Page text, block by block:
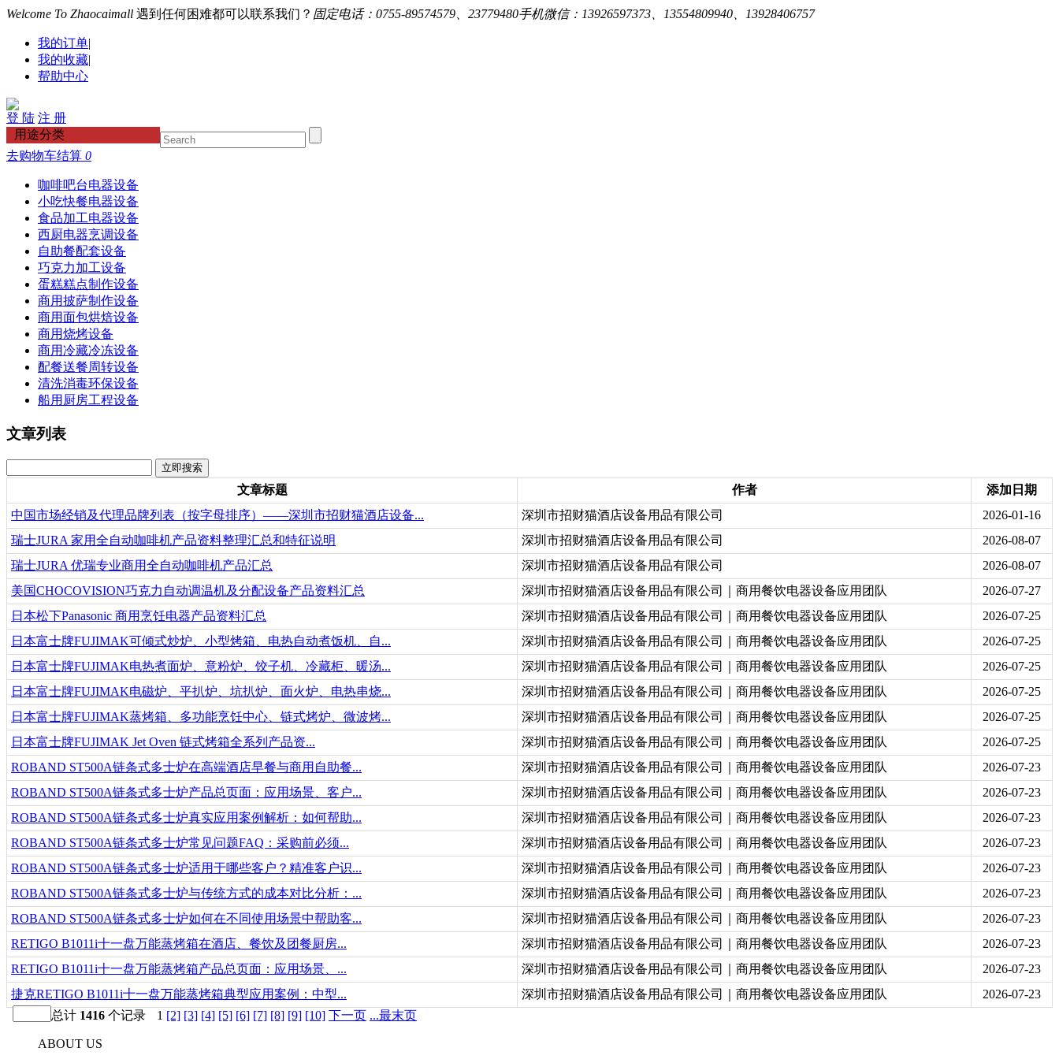
Welcome To Zhaocaimall 遇到任何困难都可以联系我们？ 固定电话：0755-89574579、23779480手机微信：13926597373、13554809940、13928406757
我的订单|
我的收藏|
帮助中心
登 陆 注 册
用途分类
去购物车结算 0
咖啡吧台电器设备
小吃快餐电器设备
食品加工电器设备
西厨电器烹调设备
自助餐配套设备
巧克力加工设备
蛋糕糕点制作设备
商用披萨制作设备
商用面包烘焙设备
商用烧烤设备
商用冷藏冷冻设备
配餐送餐周转设备
清洗消毒环保设备
船用厨房工程设备
文章列表
文章标题 作者
添加日期
中国市场经销及代理品牌列表（按字母排序）——深圳市招财猫酒店设备...
深圳市招财猫酒店设备用品有限公司
2026-01-16
瑞士JURA 家用全自动咖啡机产品资料整理汇总和特征说明
深圳市招财猫酒店设备用品有限公司
2026-08-07
瑞士JURA 优瑞专业商用全自动咖啡机产品汇总
深圳市招财猫酒店设备用品有限公司
2026-08-07
美国CHOCOVISION巧克力自动调温机及分配设备产品资料汇总
深圳市招财猫酒店设备用品有限公司｜商用餐饮电器设备应用团队
2026-07-27
日本松下Panasonic 商用烹饪电器产品资料汇总
深圳市招财猫酒店设备用品有限公司｜商用餐饮电器设备应用团队
2026-07-25
日本富士牌FUJIMAK可倾式炒炉、小型烤箱、电热自动煮饭机、自...
深圳市招财猫酒店设备用品有限公司｜商用餐饮电器设备应用团队
2026-07-25
日本富士牌FUJIMAK电热煮面炉、意粉炉、饺子机、冷藏柜、暖汤...
深圳市招财猫酒店设备用品有限公司｜商用餐饮电器设备应用团队
2026-07-25
日本富士牌FUJIMAK电磁炉、平扒炉、坑扒炉、面火炉、电热串烧...
深圳市招财猫酒店设备用品有限公司｜商用餐饮电器设备应用团队
2026-07-25
日本富士牌FUJIMAK蒸烤箱、多功能烹饪中心、链式烤炉、微波烤...
深圳市招财猫酒店设备用品有限公司｜商用餐饮电器设备应用团队
2026-07-25
日本富士牌FUJIMAK Jet Oven 链式烤箱全系列产品资...
深圳市招财猫酒店设备用品有限公司｜商用餐饮电器设备应用团队
2026-07-25
ROBAND ST500A链条式多士炉在高端酒店早餐与商用自助餐...
深圳市招财猫酒店设备用品有限公司｜商用餐饮电器设备应用团队
2026-07-23
ROBAND ST500A链条式多士炉产品总页面：应用场景、客户...
深圳市招财猫酒店设备用品有限公司｜商用餐饮电器设备应用团队
2026-07-23
ROBAND ST500A链条式多士炉真实应用案例解析：如何帮助...
深圳市招财猫酒店设备用品有限公司｜商用餐饮电器设备应用团队
2026-07-23
ROBAND ST500A链条式多士炉常见问题FAQ：采购前必须...
深圳市招财猫酒店设备用品有限公司｜商用餐饮电器设备应用团队
2026-07-23
ROBAND ST500A链条式多士炉适用于哪些客户？精准客户识...
深圳市招财猫酒店设备用品有限公司｜商用餐饮电器设备应用团队
2026-07-23
ROBAND ST500A链条式多士炉与传统方式的成本对比分析：...
深圳市招财猫酒店设备用品有限公司｜商用餐饮电器设备应用团队
2026-07-23
ROBAND ST500A链条式多士炉如何在不同使用场景中帮助客...
深圳市招财猫酒店设备用品有限公司｜商用餐饮电器设备应用团队
2026-07-23
RETIGO B1011i十一盘万能蒸烤箱在酒店、餐饮及团餐厨房...
深圳市招财猫酒店设备用品有限公司｜商用餐饮电器设备应用团队
2026-07-23
RETIGO B1011i十一盘万能蒸烤箱产品总页面：应用场景、...
深圳市招财猫酒店设备用品有限公司｜商用餐饮电器设备应用团队
2026-07-23
捷克RETIGO B1011i十一盘万能蒸烤箱典型应用案例：中型...
深圳市招财猫酒店设备用品有限公司｜商用餐饮电器设备应用团队
2026-07-23
总计 1416 个记录 1 [2] [3] [4] [5] [6] [7] [8] [9] [10] 下一页 ...最末页
ABOUT US